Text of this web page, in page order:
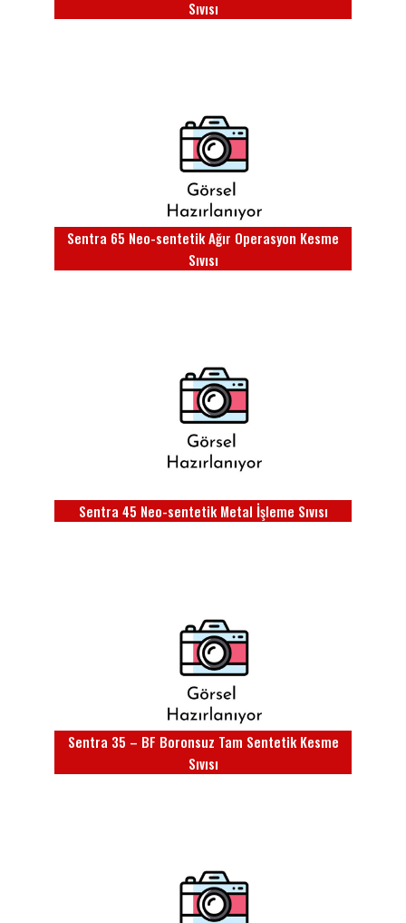
Sıvısı
Sentra 65 Neo-sentetik Ağır Operasyon Kesme
Sıvısı
Sentra 45 Neo-sentetik Metal İşleme Sıvısı
Sentra 35 – BF Boronsuz Tam Sentetik Kesme
Sıvısı